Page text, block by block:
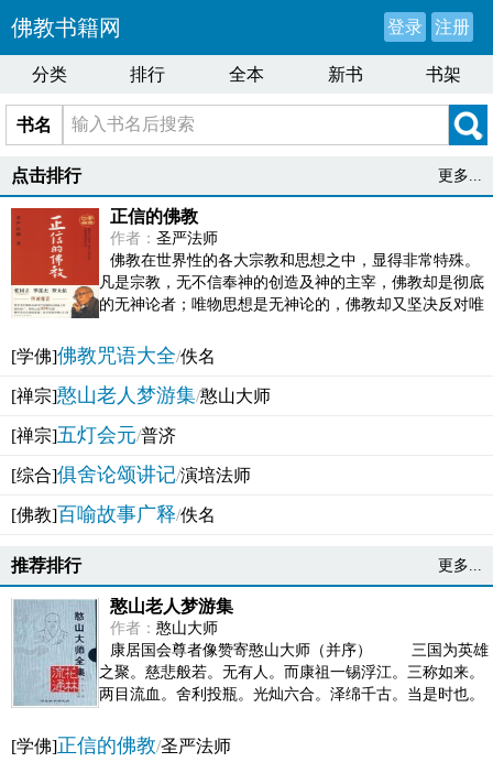
佛教书籍网 登录 注册
分类 排行 全本 新书 书架
书名
点击排行 更多...
正信的佛教
作者： 圣严法师
佛教在世界性的各大宗教和思想之中，显得非常特殊。
凡是宗教，无不信奉神的创造及神的主宰，佛教却是彻底
的无神论者；唯物思想是无神论的，佛教却又坚决反对唯
[学佛]佛教咒语大全/佚名
[禅宗]憨山老人梦游集/憨山大师
[禅宗]五灯会元/普济
[综合]俱舍论颂讲记/演培法师
[佛教]百喻故事广释/佚名
推荐排行 更多...
憨山老人梦游集
作者： 憨山大师
康居国会尊者像赞寄憨山大师（并序） 三国为英雄
之聚。慈悲般若。无有人。而康祖一锡浮江。三称如来。
两目流血。舍利投瓶。光灿六合。泽绵千古。当是时也。
[学佛]正信的佛教/圣严法师